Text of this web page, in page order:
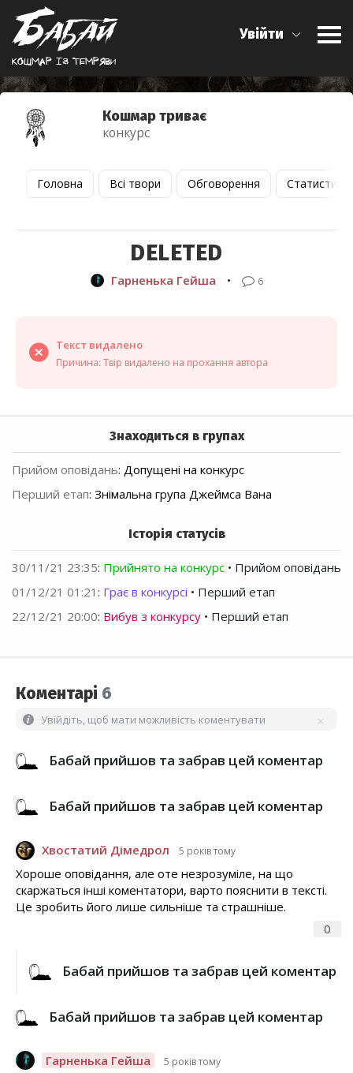
Кошмар iз темряви
Увійти
Кошмар триває
конкурс
Головна Всі твори Обговорення Статистика
DELETED
Гарненька Гейша • 6
Текст видалено
Причина: Твір видалено на прохання автора
Знаходиться в групах
Прийом оповідань: Допущені на конкурс
Перший етап: Знімальна група Джеймса Вана
Історія статусів
30/11/21 23:35: Прийнято на конкурс • Прийом оповідань
01/12/21 01:21 : Грає в конкурсі • Перший етап
22/12/21 20:00: Вибув з конкурсу • Перший етап
Коментарі 6
Увійдіть, щоб мати можливість коментувати
Бабай прийшов та забрав цей коментар
Бабай прийшов та забрав цей коментар
Хвостатий Дімедрол 5 років тому
0
Хороше оповідання, але оте незрозуміле, на що
скаржаться інші коментатори, варто пояснити в тексті.
Це зробить його лише сильніше та страшніше.
Бабай прийшов та забрав цей коментар
Бабай прийшов та забрав цей коментар
Гарненька Гейша 5 років тому